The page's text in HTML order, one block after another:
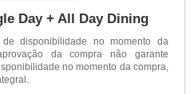
Day + All Day Dining
disponibilidade no momento da
da compra não garante
no momento da compra,